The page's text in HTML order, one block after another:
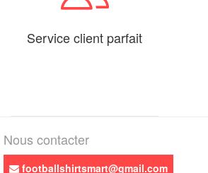
Service client parfait
Nous contacter
footballshirtsmart@gmail.com